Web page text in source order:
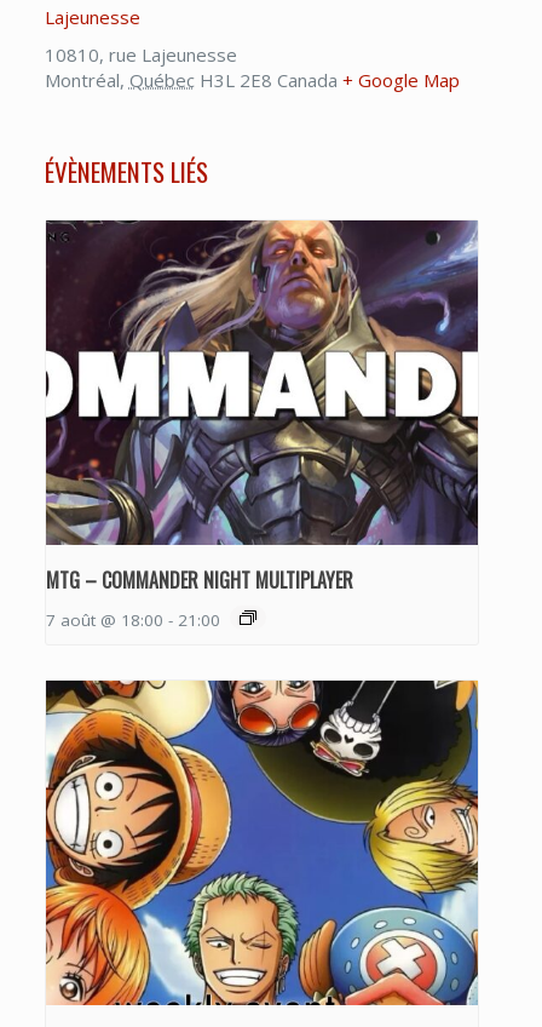
Lajeunesse
10810, rue Lajeunesse
Montréal, Québec H3L 2E8 Canada + Google Map
ÉVÈNEMENTS LIÉS
MTG – COMMANDER NIGHT MULTIPLAYER
7 août @ 18:00 - 21:00